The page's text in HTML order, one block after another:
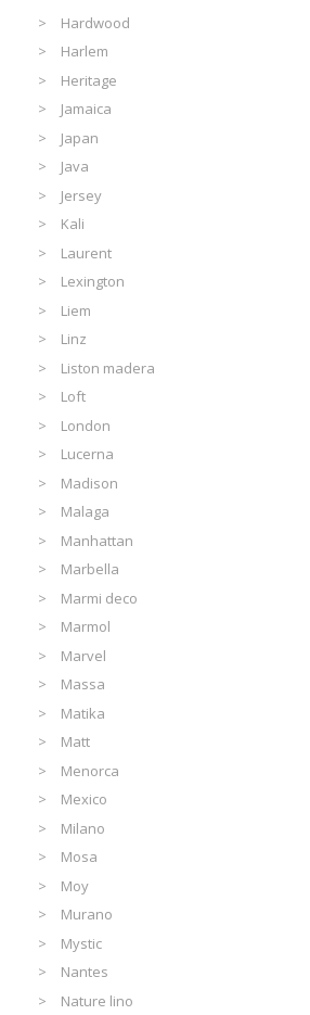
Hardwood
Harlem
Heritage
Jamaica
Japan
Java
Jersey
Kali
Laurent
Lexington
Liem
Linz
Liston madera
Loft
London
Lucerna
Madison
Malaga
Manhattan
Marbella
Marmi deco
Marmol
Marvel
Massa
Matika
Matt
Menorca
Mexico
Milano
Mosa
Moy
Murano
Mystic
Nantes
Nature lino